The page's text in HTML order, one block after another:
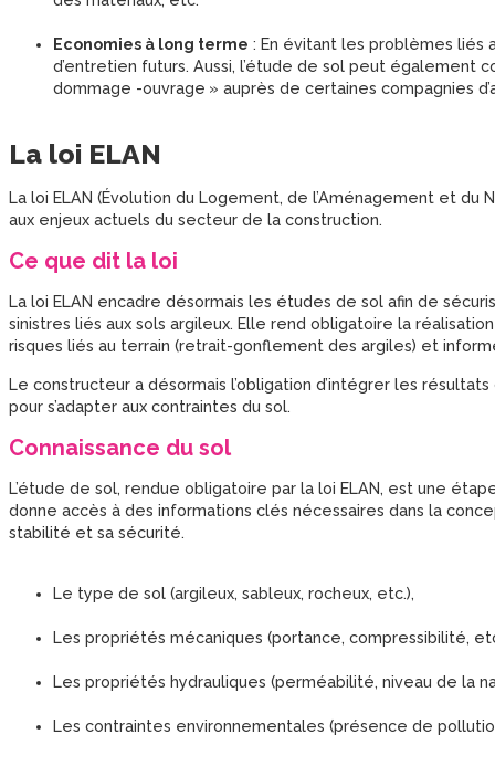
Economies à long terme : En évitant les problèmes liés
d’entretien futurs. Aussi, l’étude de sol peut également
dommage -ouvrage » auprès de certaines compagnies
La loi ELAN
La loi ELAN (Évolution du Logement, de l’Aménagement et
aux enjeux actuels du secteur de la construction.
Ce que dit la loi
La loi ELAN encadre désormais les études de sol afin de
sinistres liés aux sols argileux. Elle rend obligatoire la
risques liés au terrain (retrait-gonflement des argiles) et
Le constructeur a désormais l’obligation d’intégrer les
pour s’adapter aux contraintes du sol.
Connaissance du sol
L’étude de sol, rendue obligatoire par la loi ELAN, est une
donne accès à des informations clés nécessaires dans la
stabilité et sa sécurité.
Le type de sol (argileux, sableux, rocheux, etc.),
Les propriétés mécaniques (portance, compressibilité,
Les propriétés hydrauliques (perméabilité, niveau de la
Les contraintes environnementales (présence de